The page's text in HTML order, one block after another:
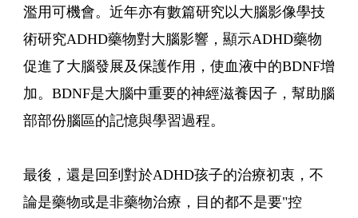
濫用可機會。近年亦有數篇研究以大腦影像學技
術研究ADHD藥物對大腦影響，顯示ADHD藥物
促進了大腦發展及保護作用，使血液中的BDNF增
加。BDNF是大腦中重要的神經滋養因子，幫助腦
部部份腦區的記憶與學習過程。
最後，還是回到對於ADHD孩子的治療初衷，不
論是藥物或是非藥物治療，目的都不是要"控